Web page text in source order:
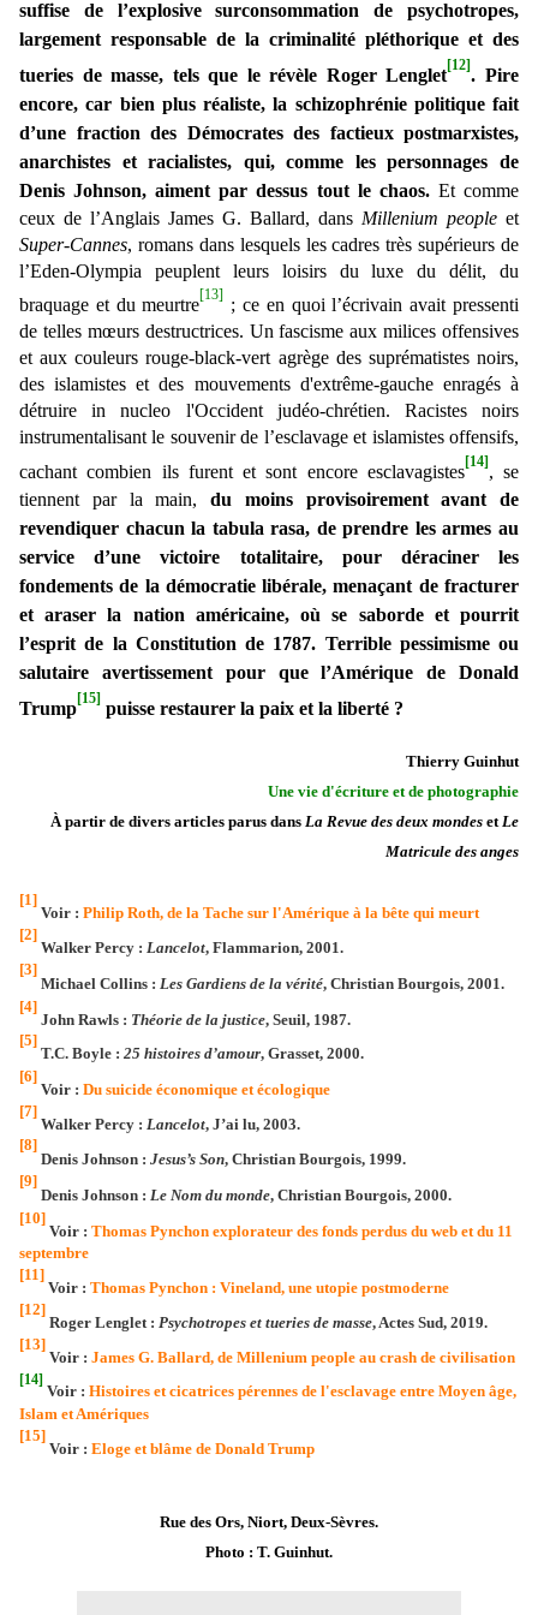
suffise de l’explosive surconsommation de psychotropes,
largement responsable de la criminalité pléthorique et des
tueries de masse, tels que le révèle Roger Lenglet[12]. Pire
encore, car bien plus réaliste, la schizophrénie politique fait
d’une fraction des Démocrates des factieux postmarxistes,
anarchistes et racialistes, qui, comme les personnages de
Denis Johnson, aiment par dessus tout le chaos. Et comme
ceux de l’Anglais James G. Ballard, dans Millenium people et
Super-Cannes, romans dans lesquels les cadres très supérieurs de
l’Eden-Olympia peuplent leurs loisirs du luxe du délit, du
braquage et du meurtre[13] ; ce en quoi l’écrivain avait pressenti
de telles mœurs destructrices. Un fascisme aux milices offensives
et aux couleurs rouge-black-vert agrège des suprématistes noirs,
des islamistes et des mouvements d'extrême-gauche enragés à
détruire in nucleo l'Occident judéo-chrétien. Racistes noirs
instrumentalisant le souvenir de l’esclavage et islamistes offensifs,
cachant combien ils furent et sont encore esclavagistes[14], se
tiennent par la main,
du moins provisoirement avant de
revendiquer chacun la tabula rasa, de prendre les armes au
service d’une victoire totalitaire, pour déraciner les
fondements de la démocratie libérale, menaçant de fracturer
et araser la nation américaine, où se saborde et pourrit
l’esprit de la Constitution de 1787. Terrible pessimisme ou
salutaire avertissement pour que l’Amérique de Donald
Trump[15] puisse restaurer la paix et la liberté ?
Thierry Guinhut
Une vie d'écriture et de photographie
À partir de divers articles parus dans La Revue des deux mondes etLe
Matricule des anges
[1]
Voir : Philip Roth, de la Tache sur l'Amérique à la bête qui meurt
[2]
Walker Percy : Lancelot, Flammarion, 2001.
[3]
Michael Collins : Les Gardiens de la vérité, Christian Bourgois, 2001.
[4]
John Rawls : Théorie de la justice, Seuil, 1987.
[5]
T.C. Boyle : 25 histoires d’amour, Grasset, 2000.
[6]
Voir : Du suicide économique et écologique
[7]
Walker Percy : Lancelot, J’ai lu, 2003.
[8]
Denis Johnson : Jesus’s Son, Christian Bourgois, 1999.
[9]
Denis Johnson : Le Nom du monde, Christian Bourgois, 2000.
[10]
Voir : Thomas Pynchon explorateur des fonds perdus du web et du 11
septembre
[11]
Voir : Thomas Pynchon : Vineland, une utopie postmoderne
[12]
Roger Lenglet : Psychotropes et tueries de masse, Actes Sud, 2019.
[13]
Voir : James G. Ballard, de Millenium people au crash de civilisation
[14]
Voir : Histoires et cicatrices pérennes de l'esclavage entre Moyen âge,
Islam et Amériques
[15]
Voir : Eloge et blâme de Donald Trump
Rue des Ors, Niort, Deux-Sèvres.
Photo : T. Guinhut.